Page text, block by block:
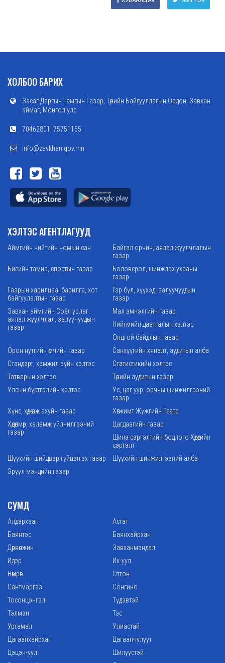
ХОЛБОО БАРИХ
Засаг Даргын Тамгын Газар, Төрийн Байгууллагын Ордон, Завхан
аймаг, Монгол улс
70462801, 75751155
info@zavkhan.gov.mn
ХЭЛТЭС АГЕНТЛАГУУД
Аймгийн нийтийн номын сан
Байгал орчин, аялал жуулчлалын
газар
Биеийн тамир, спортын газар
Боловсрол, шинжлэх ухааны
газар
Газрын харилцаа, барилга, хот
байгуулалтын газар
Гэр бүл, хүүхэд, залуучуудын
газар
Завхан аймгийн Соёл урлаг,
аялал жуулчлал, залуучуудын
газар
Мал эмнэлгийн газар
Нийгмийн даатгалын хэлтэс
Онцгой байдлын газар
Орон нутгийн өмчийн газар
Санхүүгийн хяналт, аудитын алба
Стандарт, хэмжил зүйн хэлтэс
Статистикийн хэлтэс
Татварын хэлтэс
Төрийн аудитын газар
Улсын бүртгэлийн хэлтэс
Ус, цаг уур, орчны шинжилгээний
газар
Хүнс, хөдөө аж ахуйн газар
Хөгжимт Жүжгийн Театр
Хөдөлмөр, халамж үйлчилгээний
газар
Цагдаагийн газар
Шинэ сэргэлтийн бодлого Хөдөөгийн
сэргэлт
Шүүхийн шийдвэр гүйцэтгэх газар
Шүүхийн шинжилгээний алба
Эрүүл мэндийн газар
СУМД
Алдархаан
Асгат
Баянтэс
Баянхайрхан
Дөрвөлжин
Завханмандал
Идэр
Их-уул
Нөмрөг
Отгон
Сантмаргаз
Сонгино
Тосонцэнгэл
Түдэвтэй
Тэлмэн
Тэс
Ургамал
Улиастай
Цагаанхайрхан
Цагаанчулуут
Цэцэн-уул
Шилүүстэй